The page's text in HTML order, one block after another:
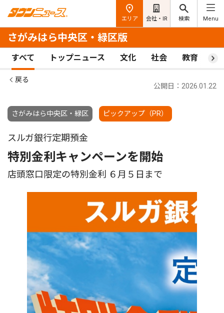
エリア 会社・IR 検索 Menu
さがみはら中央区・緑区版
すべて トップニュース 文化 社会 教育 ス
戻る
さがみはら中央区・緑区 ピックアップ（PR）
公開日：2026.01.22
スルガ銀行定期預金
特別金利キャンペーンを開始
店頭窓口限定の特別金利 ６月５日まで